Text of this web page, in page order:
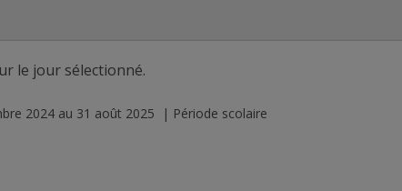
le jour sélectionné.
2024 au 31 août 2025 | Période scolaire